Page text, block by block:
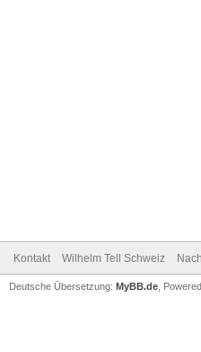
Kontakt Wilhelm Tell Schweiz
Deutsche Übersetzung: MyBB.de ,